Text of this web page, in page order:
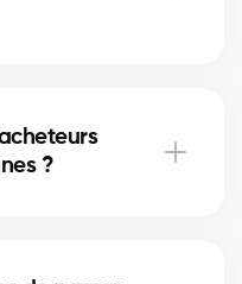
Nos courtiers
stratégie.
?